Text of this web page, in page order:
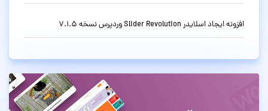
افزونه ایجاد اسلایدر Slider Revolution وردپرس نسخه 7.1.5